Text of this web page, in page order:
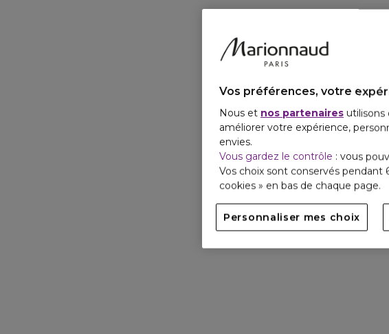
Vos préférences, votre
Nous et nos partenaires utilisons
améliorer votre expérience,
envies.
Vous gardez le contrôle : vous
Vos choix sont conservés
cookies » en bas de chaque page.
Personnaliser mes choix